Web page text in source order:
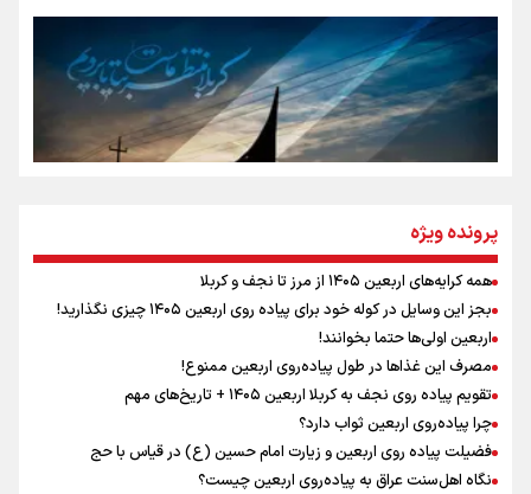
جمله‌ای که بغض چهارماهه را شکست؛ «آهای مردم، آقا از
تهران رفتند»
سه حسرتی که به دلم ماند
نگاه تمدنی رهبر شهید به فضای مجازی
رابطه کارگر و کارفرما در اندیشه رهبر شهید: از تضاد به
زوجیت
اینفو برنا / توصیه‌هایی طلایی برای پیاده روی اربعین
پرونده ویژه
همه کرایه‌های اربعین ۱۴۰۵ از مرز تا نجف و کربلا
بجز این وسایل در کوله خود برای پیاده روی اربعین ۱۴۰۵ چیزی نگذارید!
اربعین اولی‌ها حتما بخوانند!
مصرف این غذاها در طول پیاده‌روی اربعین ممنوع!
تقویم پیاده روی نجف به کربلا اربعین ۱۴۰۵ + تاریخ‌های مهم
چرا پیاده‌روی اربعین ثواب دارد؟
فضیلت پیاده روی اربعین و زیارت امام حسین (ع) در قیاس با حج
نگاه اهل‌سنت عراق به پیاده‌روی اربعین چیست؟